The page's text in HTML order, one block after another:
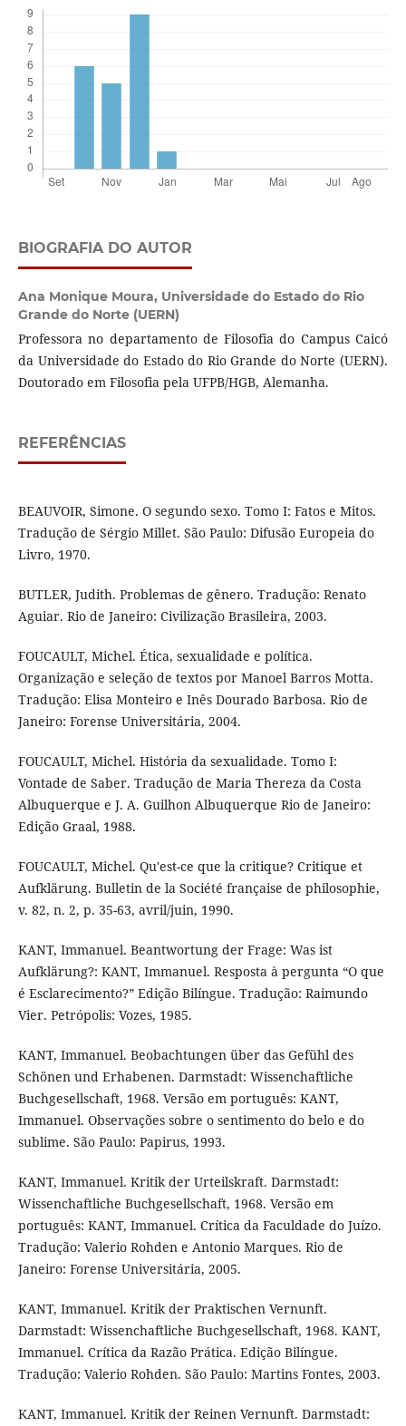
BIOGRAFIA DO AUTOR
Ana Monique Moura, Universidade do Estado do Rio
Grande do Norte (UERN)
Professora no departamento de Filosofia do Campus Caicó
da Universidade do Estado do Rio Grande do Norte (UERN).
Doutorado em Filosofia pela UFPB/HGB, Alemanha.
REFERÊNCIAS
BEAUVOIR, Simone. O segundo sexo. Tomo I: Fatos e Mitos.
Tradução de Sérgio Millet. São Paulo: Difusão Europeia do
Livro, 1970.
BUTLER, Judith. Problemas de gênero. Tradução: Renato
Aguiar. Rio de Janeiro: Civilização Brasileira, 2003.
FOUCAULT, Michel. Ética, sexualidade e política.
Organização e seleção de textos por Manoel Barros Motta.
Tradução: Elisa Monteiro e Inês Dourado Barbosa. Rio de
Janeiro: Forense Universitária, 2004.
FOUCAULT, Michel. História da sexualidade. Tomo I:
Vontade de Saber. Tradução de Maria Thereza da Costa
Albuquerque e J. A. Guilhon Albuquerque Rio de Janeiro:
Edição Graal, 1988.
FOUCAULT, Michel. Qu'est-ce que la critique? Critique et
Aufklärung. Bulletin de la Société française de philosophie,
v. 82, n. 2, p. 35-63, avril/juin, 1990.
KANT, Immanuel. Beantwortung der Frage: Was ist
Aufklärung?: KANT, Immanuel. Resposta à pergunta “O que
é Esclarecimento?” Edição Bilíngue. Tradução: Raimundo
Vier. Petrópolis: Vozes, 1985.
KANT, Immanuel. Beobachtungen über das Gefühl des
Schönen und Erhabenen. Darmstadt: Wissenchaftliche
Buchgesellschaft, 1968. Versão em português: KANT,
Immanuel. Observações sobre o sentimento do belo e do
sublime. São Paulo: Papirus, 1993.
KANT, Immanuel. Kritik der Urteilskraft. Darmstadt:
Wissenchaftliche Buchgesellschaft, 1968. Versão em
português: KANT, Immanuel. Crítica da Faculdade do Juízo.
Tradução: Valerio Rohden e Antonio Marques. Rio de
Janeiro: Forense Universitária, 2005.
KANT, Immanuel. Kritik der Praktischen Vernunft.
Darmstadt: Wissenchaftliche Buchgesellschaft, 1968. KANT,
Immanuel. Crítica da Razão Prática. Edição Bilíngue.
Tradução: Valerio Rohden. São Paulo: Martins Fontes, 2003.
KANT, Immanuel. Kritik der Reinen Vernunft. Darmstadt: